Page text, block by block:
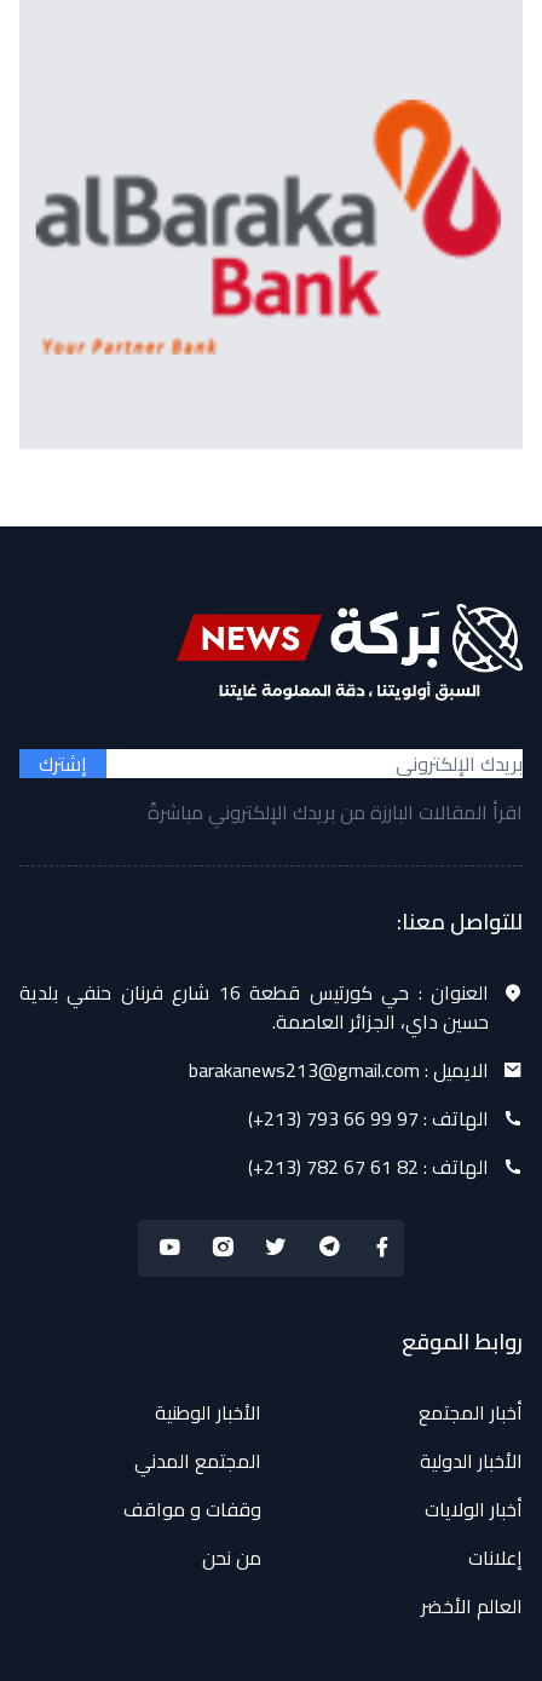
إشترك
اقرأ المقالات البارزة من بريدك الإلكتروني مباشرةً
للتواصل معنا:
العنوان :
حي كورتيس قطعة 16 شارع فرنان حنفي بلدية
حسين داي، الجزائر العاصمة.
الايميل :barakanews213@gmail.com
الهاتف :(+213) 793 66 99 97
الهاتف :(+213) 782 67 61 82
روابط الموقع
أخبار المجتمع
الأخبار الوطنية
الأخبار الدولية
المجتمع المدني
أخبار الولايات
وقفات و مواقف
إعلانات
من نحن
العالم الأخضر